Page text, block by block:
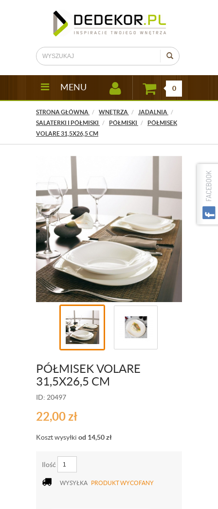
MENU 0
STRONA GŁÓWNA WNĘTRZA
JADALNIA
SALATERKI I PÓŁMISKI
PÓŁMISKI
PÓŁMISEK
VOLARE 31,5X26,5 CM
PÓŁMISEK VOLARE
31,5X26,5 CM
ID: 20497
22,00zł
Koszt wysyłki od 14,50zł
Ilość
WYSYŁKA PRODUKT WYCOFANY